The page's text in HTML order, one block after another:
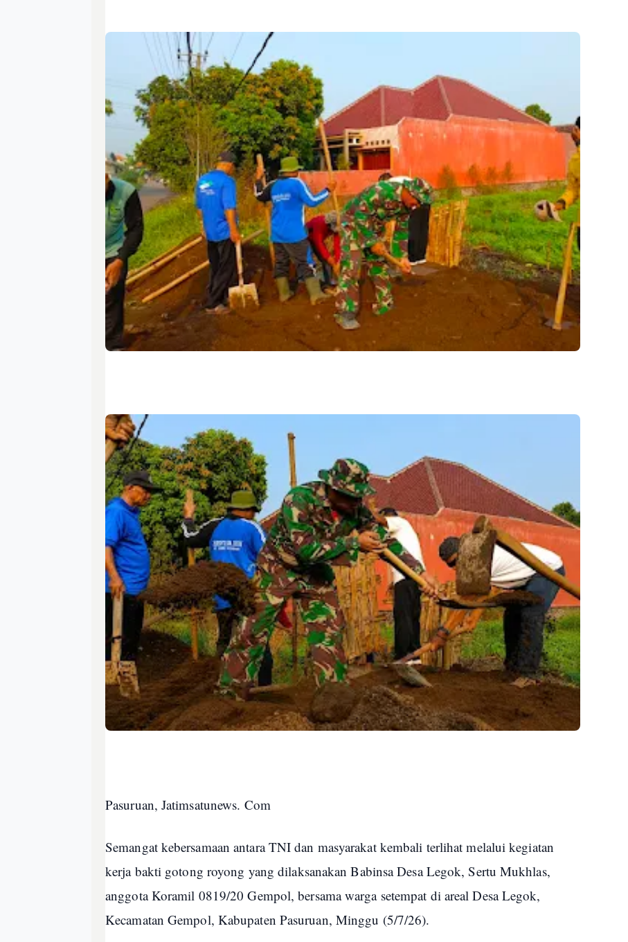
Pasuruan, Jatimsatunews. Com
Semangat kebersamaan antara TNI dan masyarakat kembali terlihat melalui kegiatan
kerja bakti gotong royong yang dilaksanakan Babinsa Desa Legok, Sertu Mukhlas,
anggota Koramil 0819/20 Gempol, bersama warga setempat di areal Desa Legok,
Kecamatan Gempol, Kabupaten Pasuruan, Minggu (5/7/26).